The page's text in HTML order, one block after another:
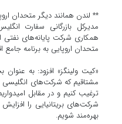
** لندن همانند دیگر متحدان
مدیرکل بازرگانی سفارت
همکاری شرکت پایانه‌های نفتی
متحدان اروپایی به برنامه
«کیت ولینگز» افزود: به
مشتاقیم که شرکت‌های انگلیسی
ترغیب کنیم و در مقابل
شرکت‌های بریتانیایی را افزایش
بهره‌مند شویم.